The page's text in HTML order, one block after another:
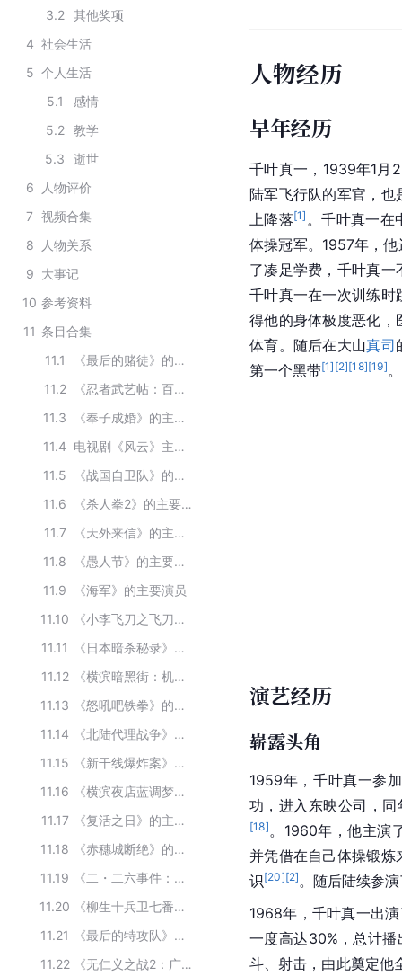
3.2
其他奖项
4 社会生活
5 个人生活
5.1
感情
5.2
教学
5.3
逝世
6
人物评价
7 视频合集
8
人物关系
9 大事记
10 参考资料
11 条目合集
11.1
《最后的赌徒》的主要演员
11.2
《忍者武艺帖：百地三太夫》的主要演员
11.3
《奉子成婚》的主要演员
11.4
电视剧《风云》主要演员
11.5
《战国自卫队》的主要演员
11.6
《杀人拳2》的主要演员
11.7
《天外来信》的主要演员
11.8
《愚人节》的主要演员
11.9
《海军》的主要演员
11.10
《小李飞刀之飞刀外传》的主要演员
11.11
《日本暗杀秘录》的主要演员
11.12
《横滨暗黑街：机枪之龙》的主要演员
11.13
《怒吼吧铁拳》的主要演员
11.14
《北陆代理战争》的主要演员
11.15
《新干线爆炸案》的主要演员
11.16
《横滨夜店蓝调梦》的主要演员
11.17
《复活之日》的主要演员
11.18
《赤穗城断绝》的主要演员
11.19
《二・二六事件：脱逃》的主要演员
11.20
《柳生十兵卫七番胜负》的主要演员
11.21
《最后的特攻队》的主要演员
11.22
《无仁义之战2：广岛死斗篇》的主要演员
人物经历
早年经历
千叶真一，1939年1月
陆军飞行队的军官，也
上降落[1] 。千叶真一在
体操冠军。1957年，
了凑足学费，千叶真
千叶真一在一次训练时
得他的身体极度恶化，
体育。随后在大山真司
第一个黑带[1] [2][18][19] 。
演艺经历
崭露头角
1959年，千叶真一参加
功，进入东映公司，
[18] 。1960年，他主演
并凭借在自己体操锻炼
识[20][2] 。随后陆续参
1968年，千叶真一出
一度高达30%，总计
斗、射击，由此奠定他